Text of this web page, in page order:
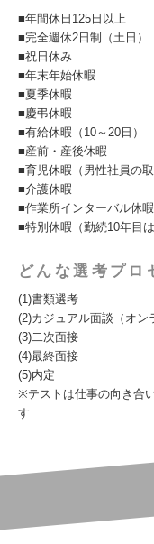
■年間休日125日以上
■完全週休2日制（土日）
■祝日休み
■年末年始休暇
■夏季休暇
■慶弔休暇
■有給休暇（10～20日）
■産前・産後休暇
■育児休暇（男性社員の
■介護休暇
■作業所インターバル休暇
■特別休暇（勤続10年目
どんな選考プロ
(1)書類選考
(2)カジュアル面談（オン
(3)二次面接
(4)最終面接
(5)内定
※テストは仕事の向き合
す